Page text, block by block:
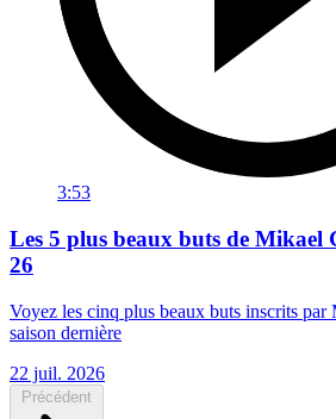
3:53
Les 5 plus beaux buts de Mikael
26
Voyez les cinq plus beaux buts inscrits
saison dernière
22 juil. 2026
Précédent